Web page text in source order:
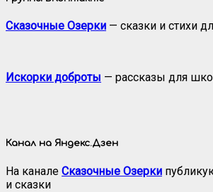
Сказочные Озерки — сказки и стихи
Искорки доброты — рассказы для
Канал на Яндекс.Дзен
На канале Сказочные Озерки
и сказки